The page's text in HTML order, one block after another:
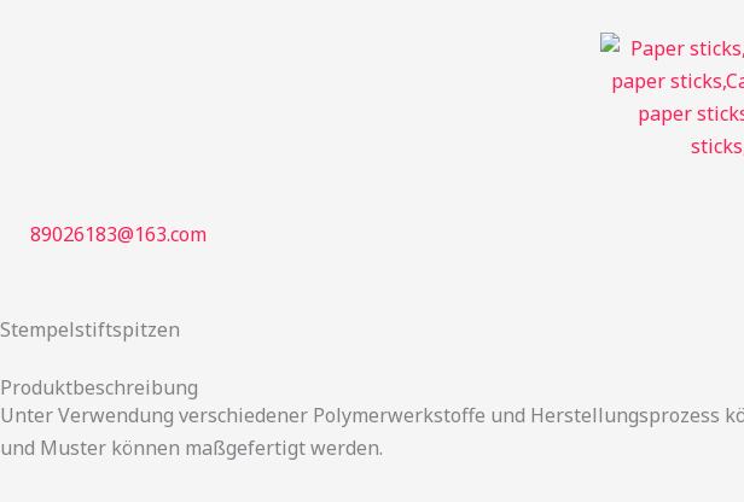
89026183@163.com
Stempelstiftspitzen
Produktbeschreibung
Unter Verwendung verschiedener Polymerwerkstoffe und Herstellungsprozess
und Muster können maßgefertigt werden.